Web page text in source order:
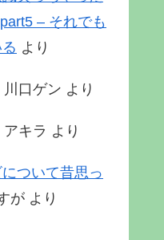
– それでも
より
川口ゲン より
アキラ より
ついて昔思っ
が より